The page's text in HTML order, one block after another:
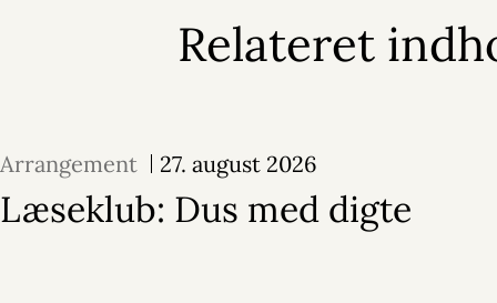
Relateret
Arrangement 27. august 2026
Læseklub: Dus med digte